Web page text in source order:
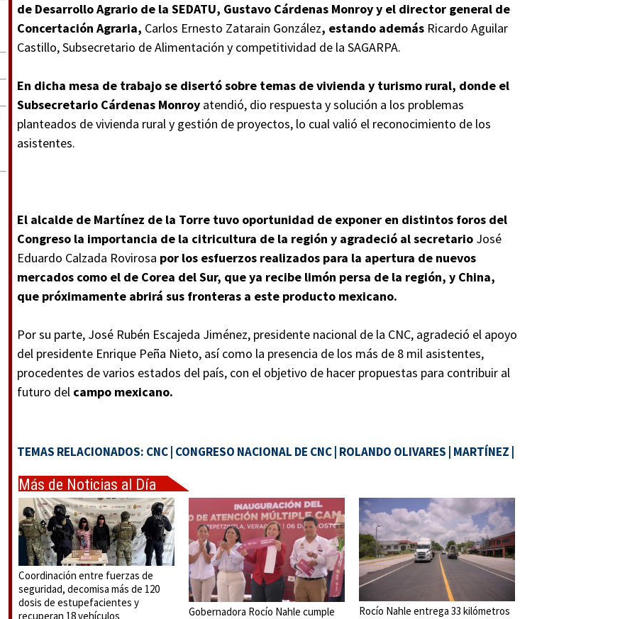
de Desarrollo Agrario de la SEDATU, Gustavo Cárdenas Monroy y el director general de
Concertación Agraria, Carlos Ernesto Zatarain González, estando además Ricardo Aguilar
Castillo, Subsecretario de Alimentación y competitividad de la SAGARPA.
En dicha mesa de trabajo se disertó sobre temas de vivienda y turismo rural, donde el
Subsecretario Cárdenas Monroy atendió, dio respuesta y solución a los problemas
planteados de vivienda rural y gestión de proyectos, lo cual valió el reconocimiento de los
asistentes.
El alcalde de Martínez de la Torre tuvo oportunidad de exponer en distintos foros del
Congreso la importancia de la citricultura de la región y agradeció al secretario José
Eduardo Calzada Rovirosa por los esfuerzos realizados para la apertura de nuevos
mercados como el de Corea del Sur, que ya recibe limón persa de la región, y China,
que próximamente abrirá sus fronteras a este producto mexicano.
Por su parte, José Rubén Escajeda Jiménez, presidente nacional de la CNC, agradeció el apoyo
del presidente Enrique Peña Nieto, así como la presencia de los más de 8 mil asistentes,
procedentes de varios estados del país, con el objetivo de hacer propuestas para contribuir al
futuro del campo mexicano.
TEMAS RELACIONADOS: CNC CONGRESO NACIONAL DE CNC ROLANDO OLIVARES MARTÍNEZ
Más de Noticias al Día
Coordinación entre fuerzas de
seguridad, decomisa más de 120
dosis de estupefacientes y
recuperan 18 vehículos
Gobernadora Rocío Nahle cumple
Rocío Nahle entrega 33 kilómetros